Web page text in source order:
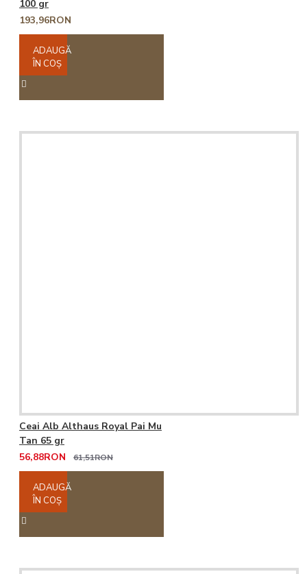
100 gr
193,96RON
ADAUGĂ
ÎN COŞ
Ceai Alb Althaus Royal Pai Mu
Tan 65 gr
56,88RON
61,51RON
ADAUGĂ
ÎN COŞ